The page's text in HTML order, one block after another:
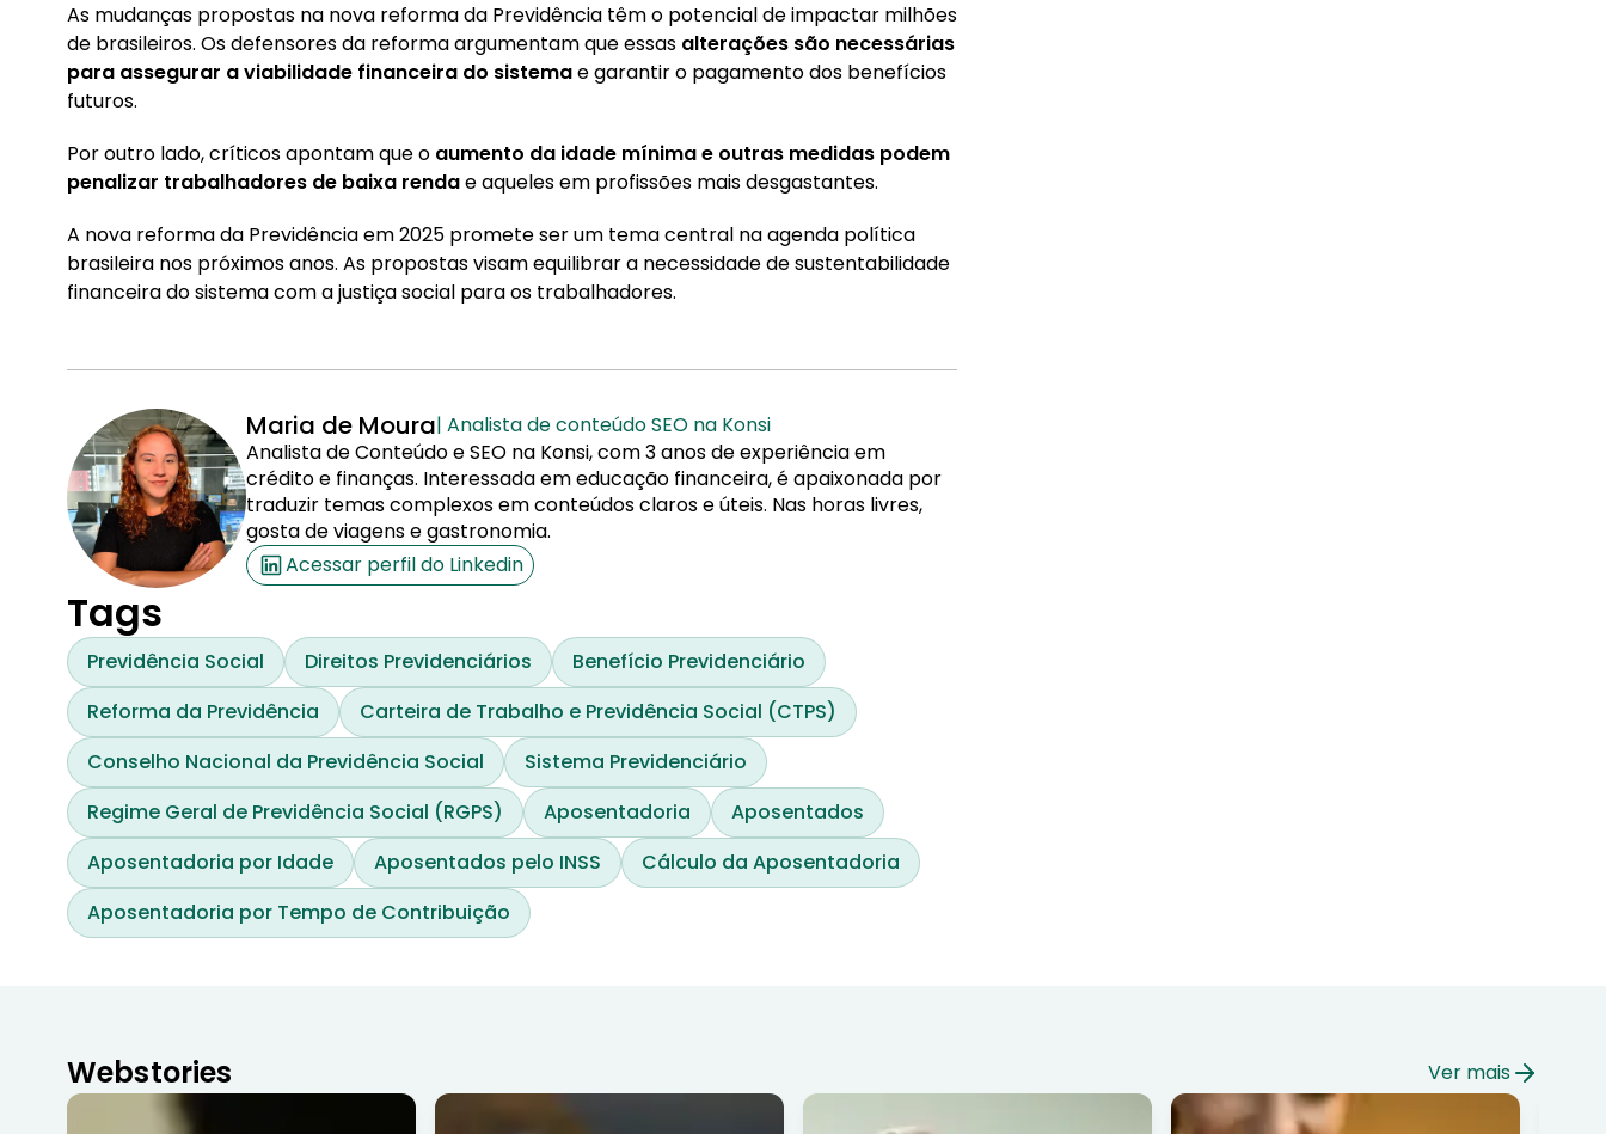
As mudanças propostas na nova reforma da Previdência têm o potencial de impactar milhões
de brasileiros. Os defensores da reforma argumentam que essas alterações são necessárias
para assegurar a viabilidade financeira do sistemae garantir o pagamento dos benefícios
futuros.
Por outro lado, críticos apontam que o aumento da idade mínima e outras medidas podem
penalizar trabalhadores de baixa rendae aqueles em profissões mais desgastantes.
A nova reforma da Previdência em 2025 promete ser um tema central na agenda política
brasileira nos próximos anos. As propostas visam equilibrar a necessidade de sustentabilidade
financeira do sistema com a justiça social para os trabalhadores.
Maria de Moura| Analista de conteúdo SEO na Konsi
Analista de Conteúdo e SEO na Konsi, com 3 anos de experiência em
crédito e finanças. Interessada em educação financeira, é apaixonada por
traduzir temas complexos em conteúdos claros e úteis. Nas horas livres,
gosta de viagens e gastronomia.
Acessar perfil do Linkedin
Tags
Previdência Social Direitos Previdenciários
Benefício Previdenciário
Reforma da Previdência
Carteira de Trabalho e Previdência Social (CTPS)
Conselho Nacional da Previdência Social
Sistema Previdenciário
Regime Geral de Previdência Social (RGPS)
Aposentadoria
Aposentados
Aposentadoria por Idade
Aposentados pelo INSS
Cálculo da Aposentadoria
Aposentadoria por Tempo de Contribuição
Webstories Ver mais